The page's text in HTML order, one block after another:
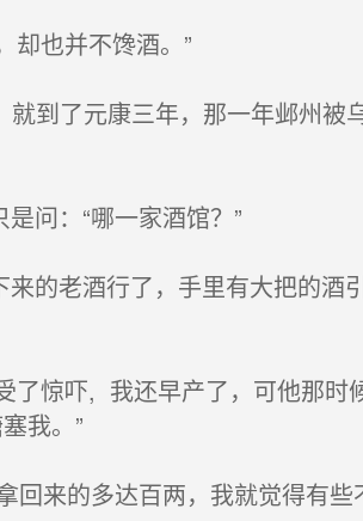
也并不馋酒。”
到了元康三年，那一年邺州被
问：“哪一家酒馆？”
的老酒行了，手里有大把的酒
惊吓, 我还早产了，可他那时
我。”
来的多达百两，我就觉得有些